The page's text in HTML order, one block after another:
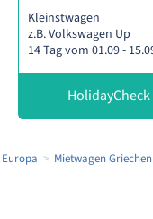
Kleinstwagen
z.B. Volkswagen Up
14 Tag vom 01.09 -
Mietwagen